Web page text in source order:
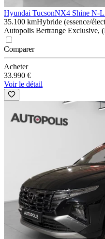
Hyundai TucsonNX4 Shine N-
35.100 kmHybride (essence/
Autopolis Bertrange Exclusive,
Comparer
Acheter
33.990 €
Voir le détail